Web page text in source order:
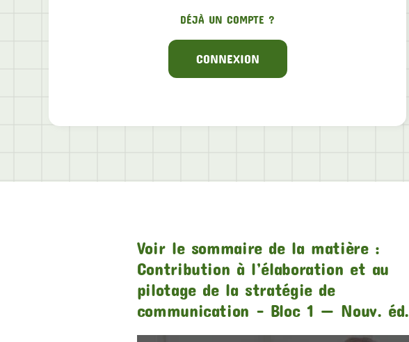
DÉJÀ UN COMPTE ?
CONNEXION
Voir le sommaire de la matière :
Contribution à l’élaboration et au
pilotage de la stratégie de
communication – Bloc 1 — Nouv. éd.